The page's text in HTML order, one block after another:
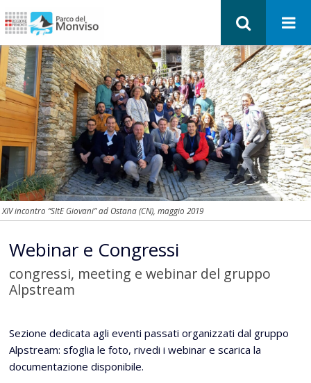
XIV incontro “SItE Giovani” ad Ostana (CN), maggio 2019
Webinar e Congressi
congressi, meeting e webinar del gruppo
Alpstream
Sezione dedicata agli eventi passati organizzati dal gruppo
Alpstream: sfoglia le foto, rivedi i webinar e scarica la
documentazione disponibile.